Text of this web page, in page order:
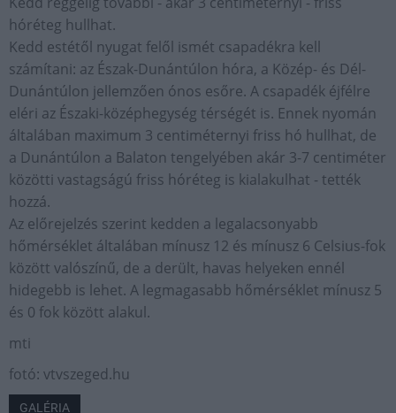
hóréteg hullhat.
Kedd estétől nyugat felől ismét csapadékra kell
számítani: az Észak-Dunántúlon hóra, a Közép- és Dél-
Dunántúlon jellemzően ónos esőre. A csapadék éjfélre
eléri az Északi-középhegység térségét is. Ennek nyomán
általában maximum 3 centiméternyi friss hó hullhat, de
a Dunántúlon a Balaton tengelyében akár 3-7 centiméter
közötti vastagságú friss hóréteg is kialakulhat - tették
hozzá.
Az előrejelzés szerint kedden a legalacsonyabb
hőmérséklet általában mínusz 12 és mínusz 6 Celsius-fok
között valószínű, de a derült, havas helyeken ennél
hidegebb is lehet. A legmagasabb hőmérséklet mínusz 5
és 0 fok között alakul.
mti
fotó: vtvszeged.hu
GALÉRIA